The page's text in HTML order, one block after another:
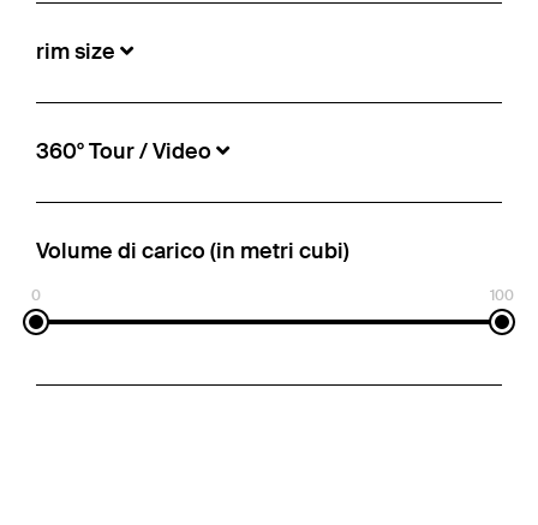
rim size
360° Tour / Video
Volume di carico (in metri cubi)
0 100